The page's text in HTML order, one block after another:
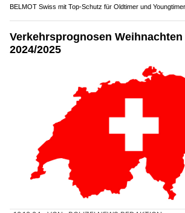
BELMOT Swiss mit Top-Schutz für Oldtimer und Youngtimer
Verkehrsprognosen
2024/2025